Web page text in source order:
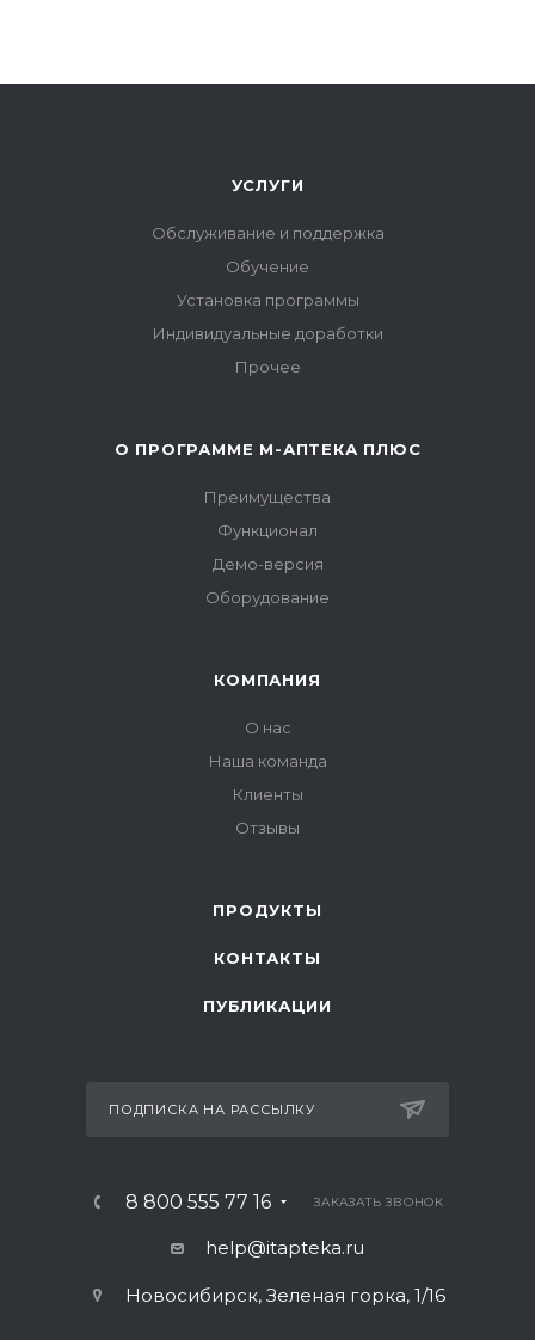
УСЛУГИ
Обслуживание и поддержка
Обучение
Установка программы
Индивидуальные доработки
Прочее
О ПРОГРАММЕ М-АПТЕКА ПЛЮС
Преимущества
Функционал
Демо-версия
Оборудование
КОМПАНИЯ
О нас
Наша команда
Клиенты
Отзывы
ПРОДУКТЫ
КОНТАКТЫ
ПУБЛИКАЦИИ
ПОДПИСКА НА РАССЫЛКУ
8 800 555 77 16 ЗАКАЗАТЬ ЗВОНОК
help@itapteka.ru
Новосибирск, Зеленая горка, 1/16